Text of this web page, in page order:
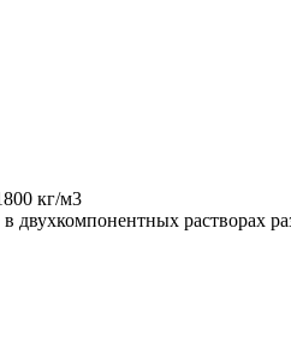
кг/м3
двухкомпонентных растворах